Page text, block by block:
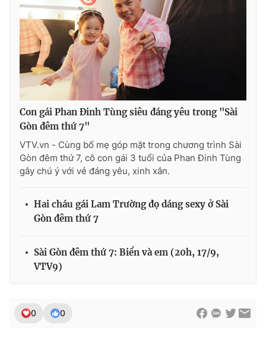
Con gái Phan Đinh Tùng siêu đáng yêu trong "Sài
Gòn đêm thứ 7"
VTV.vn - Cùng bố mẹ góp mặt trong chương trình Sài
Gòn đêm thứ 7, cô con gái 3 tuổi của Phan Đinh Tùng
gây chú ý với vẻ đáng yêu, xinh xắn.
Hai cháu gái Lam Trường đọ dáng sexy ở Sài
Gòn đêm thứ 7
Sài Gòn đêm thứ 7: Biển và em (20h, 17/9,
VTV9)
0 0